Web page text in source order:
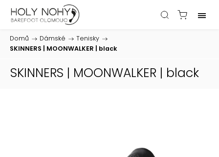
Domů / Dámské / Tenisky /
SKINNERS | MOONWALKER | black
SKINNERS | MOONWALKER | black